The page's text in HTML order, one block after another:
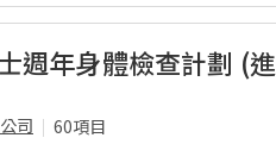
週年身體檢查計劃 (進
司
60項目